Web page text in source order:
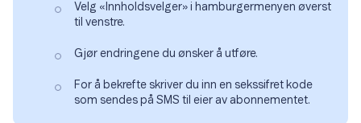
Velg «Innholdsvelger» i hamburgermenyen øverst
til venstre.
Gjør endringene du ønsker å utføre.
For å bekrefte skriver du inn en sekssifret kode
som sendes på SMS til eier av abonnementet.